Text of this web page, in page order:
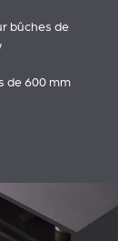
bûches de
de 600 mm